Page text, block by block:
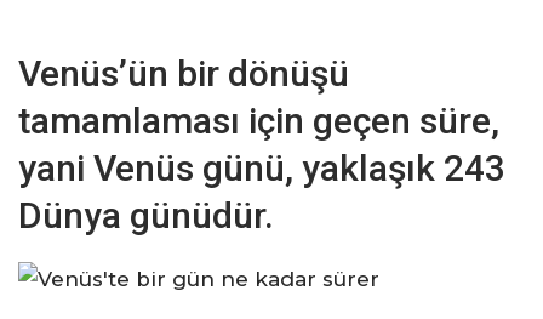
Venüs’ün bir dönüşü
tamamlaması için geçen süre,
yani Venüs günü, yaklaşık 243
Dünya günüdür.